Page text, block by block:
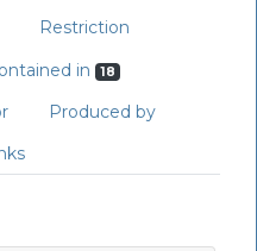
Restriction
in 18
Produced by
Link